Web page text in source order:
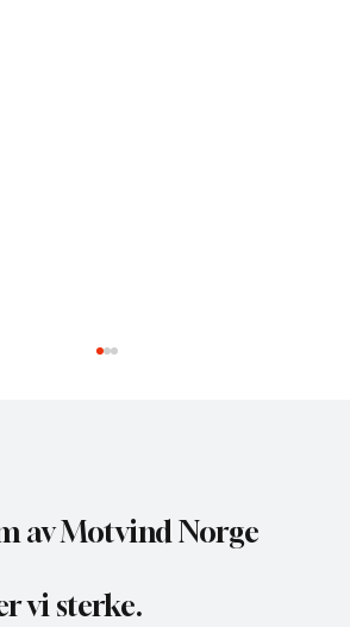
av Motvind Norge
vi sterke.